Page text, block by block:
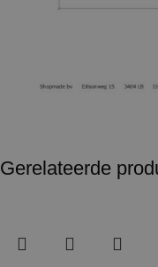
Gerelateerde